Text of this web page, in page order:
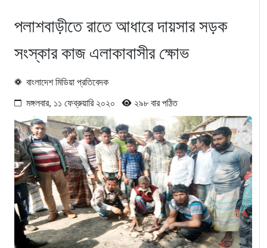
পলাশবাড়ীতে রাতে আধারে দায়সার সড়ক
সংস্কার কাজ এলাকাবাসীর ক্ষোভ
বাংলাদেশ মিডিয়া প্রতিবেদক
মঙ্গলবার, ১১ ফেব্রুয়ারি ২০২০ ২৯৮ বার পঠিত